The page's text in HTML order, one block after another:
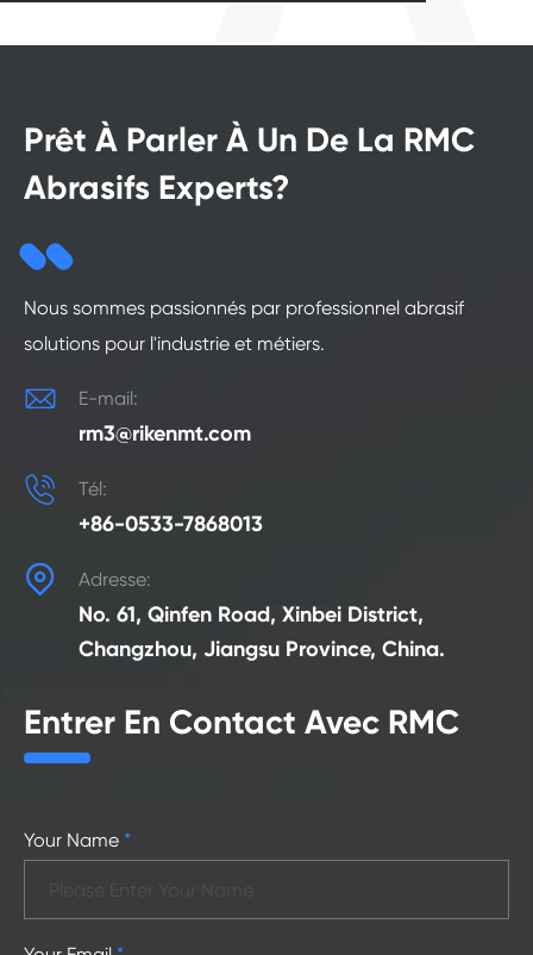
Prêt À Parler À Un De La RMC
Abrasifs Experts?
Nous sommes passionnés par professionnel abrasif
solutions pour l'industrie et métiers.
 E-mail:
rm3@rikenmt.com
 Tél:
+86-0533-7868013
 Adresse:
No. 61, Qinfen Road, Xinbei District,
Changzhou, Jiangsu Province, China.
Entrer En Contact Avec RMC
Your Name *